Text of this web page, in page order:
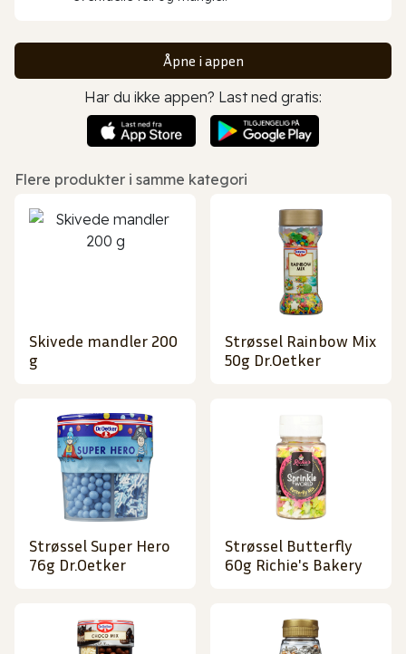
Åpne i appen
Har du ikke appen? Last ned gratis:
Flere produkter i samme kategori
Skivede mandler 200
g
Strøssel Rainbow Mix
50g Dr.Oetker
Strøssel Super Hero
76g Dr.Oetker
Strøssel Butterfly
60g Richie's Bakery